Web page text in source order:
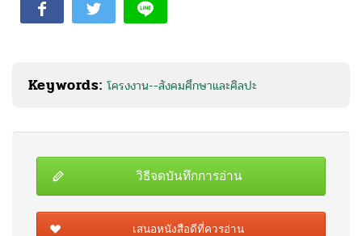
Keywords:โครงงาน--สังคมศึกษาและศิลปะ
วิธีจดบันทึกการอ่าน
เสนอหนังสือดีที่ควรอ่าน